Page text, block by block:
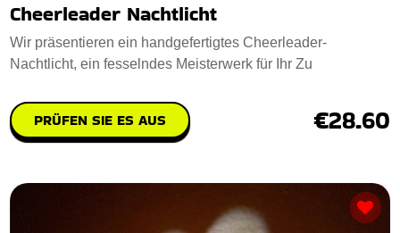
Cheerleader Nachtlicht
Wir präsentieren ein handgefertigtes Cheerleader-
Nachtlicht, ein fesselndes Meisterwerk für Ihr Zu
PRÜFEN SIE ES AUS €28.60